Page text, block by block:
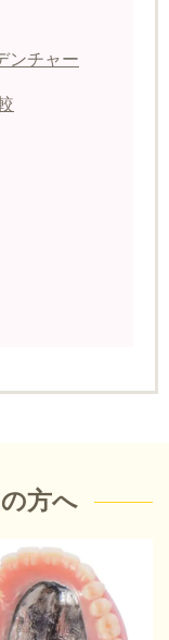
ンチャー
方へ